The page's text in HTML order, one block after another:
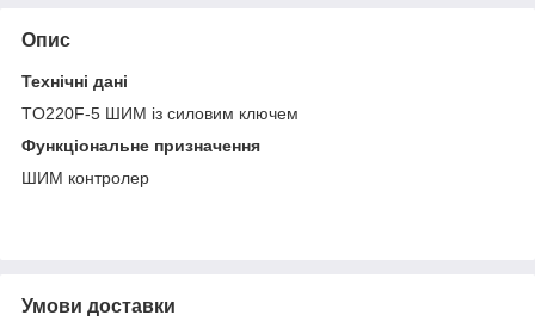
Опис
Технічні дані
TO220F-5 ШИМ із силовим ключем
Функціональне призначення
ШИМ контролер
Умови доставки